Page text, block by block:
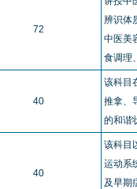
72
辨识体
中医美
食调理
40
该科目
推拿、
的和谐
40
该科目
运动系
及早期